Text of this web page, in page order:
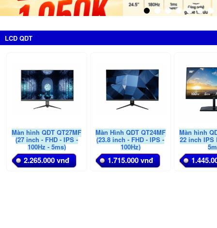
LCD QDT
Màn hình QDT QT27MF
(27 inch - FHD - IPS -
100Hz - 5ms)
2.265.000 vnđ
Màn Hình QDT QT24MF
(23.8 inch - FHD - IPS -
100Hz)
1.715.000 vnđ
Màn hình
22 inch IPS